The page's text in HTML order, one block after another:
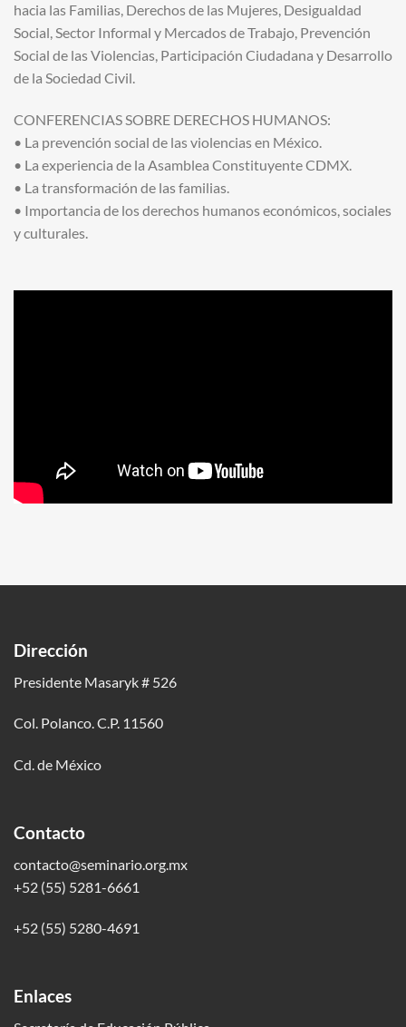
hacia las Familias, Derechos de las Mujeres, Desigualdad
Social, Sector Informal y Mercados de Trabajo, Prevención
Social de las Violencias, Participación Ciudadana y Desarrollo
de la Sociedad Civil.
CONFERENCIAS SOBRE DERECHOS HUMANOS:
• La prevención social de las violencias en México.
• La experiencia de la Asamblea Constituyente CDMX.
• La transformación de las familias.
• Importancia de los derechos humanos económicos, sociales
y culturales.
Dirección
Presidente Masaryk # 526
Col. Polanco. C.P. 11560
Cd. de México
Contacto
contacto@seminario.org.mx
+52 (55) 5281-6661
+52 (55) 5280-4691
Enlaces